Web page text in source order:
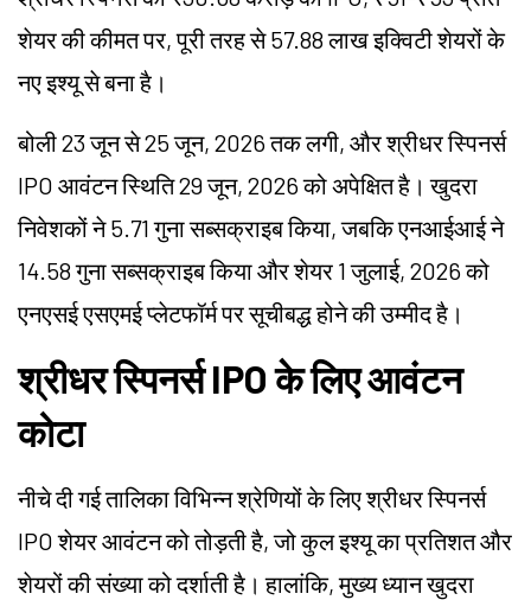
शेयर की कीमत पर, पूरी तरह से 57.88 लाख इक्विटी शेयरों के
नए इश्यू से बना है।
बोली 23 जून से 25 जून, 2026 तक लगी, और श्रीधर स्पिनर्स
IPO आवंटन स्थिति 29 जून, 2026 को अपेक्षित है। खुदरा
निवेशकों ने 5.71 गुना सब्सक्राइब किया, जबकि एनआईआई ने
14.58 गुना सब्सक्राइब किया और शेयर 1 जुलाई, 2026 को
एनएसई एसएमई प्लेटफॉर्म पर सूचीबद्ध होने की उम्मीद है।
श्रीधर स्पिनर्स IPO के लिए आवंटन
कोटा
नीचे दी गई तालिका विभिन्न श्रेणियों के लिए श्रीधर स्पिनर्स
IPO शेयर आवंटन को तोड़ती है, जो कुल इश्यू का प्रतिशत और
शेयरों की संख्या को दर्शाती है। हालांकि, मुख्य ध्यान खुदरा